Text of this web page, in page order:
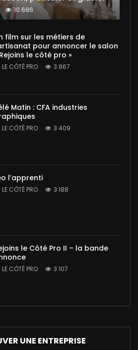
10 686
film sur les métiers de
pour annoncer le salon
le côté pro »
LE CÔTÉ PRO 3 867
Matin : CFA industries
LE CÔTÉ PRO 3 409
l’apprenti
LE CÔTÉ PRO 3 188
le Côté Pro II – la bande
LE CÔTÉ PRO 3 107
UNE ENTREPRISE